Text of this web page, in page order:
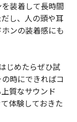
装着して長時間
し、人の頭や耳
ンの装着感にも
じめたらぜひ試
時にできればコ
質なサウンド
体験しておきた